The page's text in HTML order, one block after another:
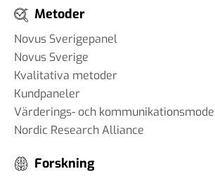
Metoder
Novus Sverigepanel
Novus Sverige
Kvalitativa metoder
Kundpaneler
Värderings- och
Nordic Research Alliance
Forskning